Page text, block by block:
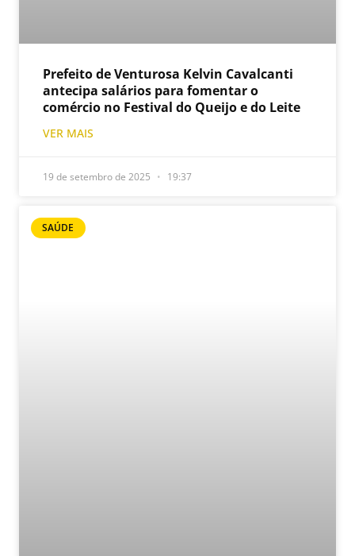
Prefeito de Venturosa Kelvin Cavalcanti
antecipa salários para fomentar o
comércio no Festival do Queijo e do Leite
VER MAIS
19 de setembro de 2025 19:37
SAÚDE